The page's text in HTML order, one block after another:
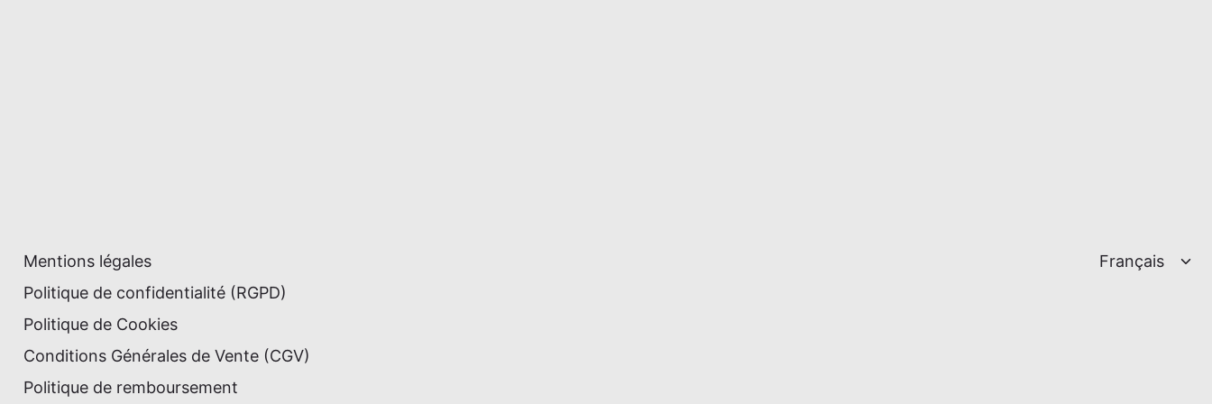
Mentions légales
Politique de confidentialité (RGPD)
Politique de Cookies
Conditions Générales de Vente (CGV)
Politique de remboursement